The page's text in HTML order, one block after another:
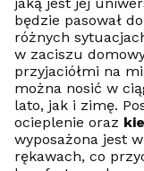
będzie pasował
różnych
w zaciszu
przyjaciółmi na
można nosić w
lato, jak i zimę.
ocieplenie oraz
wyposażona jest
rękawach, co